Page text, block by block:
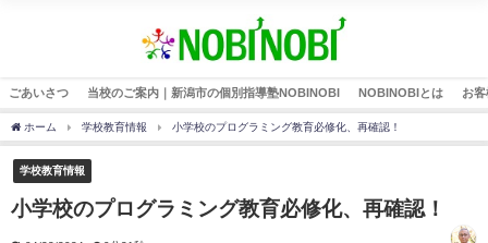
ごあいさつ 当校のご案内｜新潟市の個別指導塾NOBINOBI NOBINOBIとは お
ホーム 学校教育情報 小学校のプログラミング教育必修化、再確認！
学校教育情報
小学校のプログラミング教育必修化、再確認！